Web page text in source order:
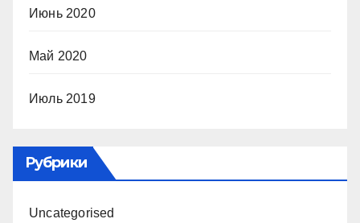
Июнь 2020
Май 2020
Июль 2019
Рубрики
Uncategorised